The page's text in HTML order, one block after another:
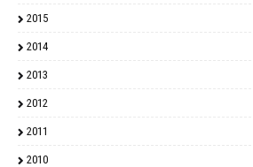
2015
2014
2013
2012
2011
2010